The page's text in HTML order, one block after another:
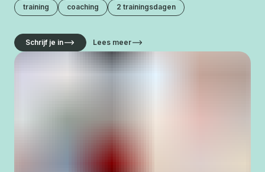
training coaching 2 trainingsdagen
Schrijf je in Lees meer